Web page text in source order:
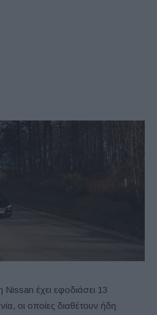
Nissan έχει εφοδιάσει 13
οι οποίες διαθέτουν ήδη